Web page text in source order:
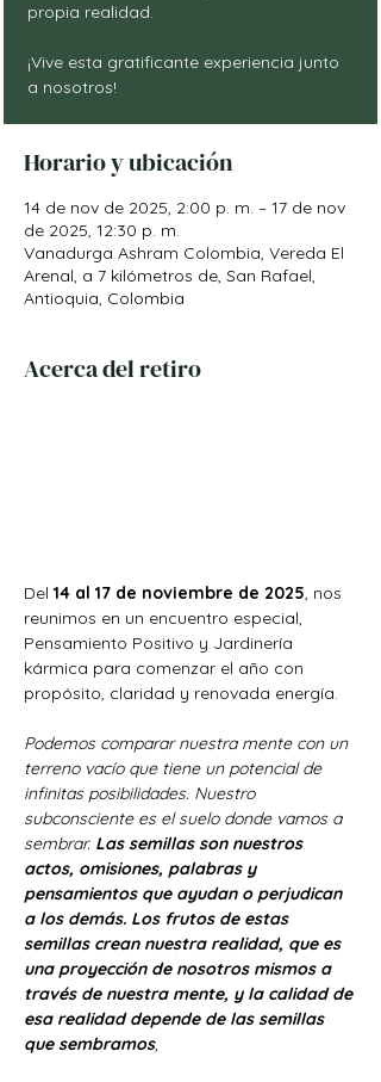
propia realidad.
¡Vive esta gratificante experiencia junto
a nosotros!
Horario y ubicación
14 de nov de 2025, 2:00 p. m. – 17 de nov
de 2025, 12:30 p. m.
Vanadurga Ashram Colombia, Vereda El
Arenal, a 7 kilómetros de, San Rafael,
Antioquia, Colombia
Acerca del retiro
Del 14 al 17 de noviembre de 2025, nos
reunimos en un encuentro especial,
Pensamiento Positivo y Jardinería
kármica para comenzar el año con
propósito, claridad y renovada energía.
Podemos comparar nuestra mente con un
terreno vacío que tiene un potencial de
infinitas posibilidades. Nuestro
subconsciente es el suelo donde vamos a
sembrar. Las semillas son nuestros
actos, omisiones, palabras y
pensamientos que ayudan o perjudican
a los demás. Los frutos de estas
semillas crean nuestra realidad, que es
una proyección de nosotros mismos a
través de nuestra mente, y la calidad de
esa realidad depende de las semillas
que sembramos,